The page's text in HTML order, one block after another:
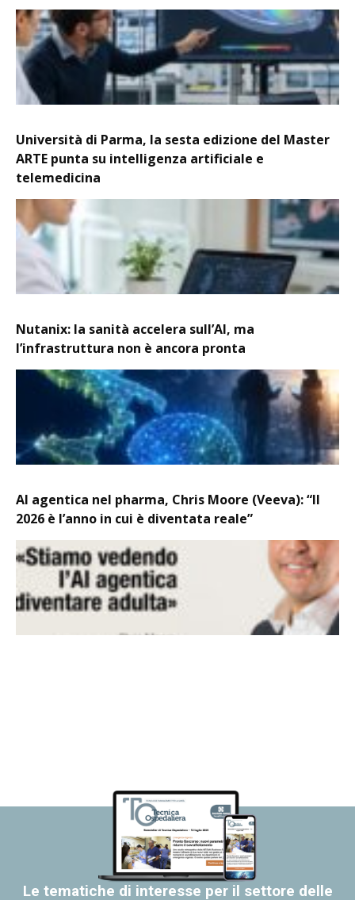
Università di Parma, la sesta edizione del Master
ARTE punta su intelligenza artificiale e
telemedicina
Nutanix: la sanità accelera sull’AI, ma
l’infrastruttura non è ancora pronta
AI agentica nel pharma, Chris Moore (Veeva): “Il
2026 è l’anno in cui è diventata reale”
Le tematiche di interesse per il settore delle